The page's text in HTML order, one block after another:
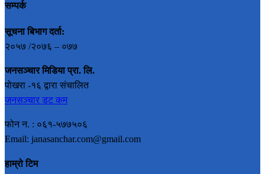
सम्पर्क
सूचना बिभाग दर्ता:
२०५७ /२०७६ – ०७७
जनसञ्चार मिडिया प्रा. लि.
पोखरा -१६ द्वारा संचालित
जनसञ्चार डट कम
फोन न. : ०६१-५७७५०६
Email: janasanchar.com@gmail.com
हाम्रो टिम